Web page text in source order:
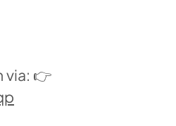
via: 👉